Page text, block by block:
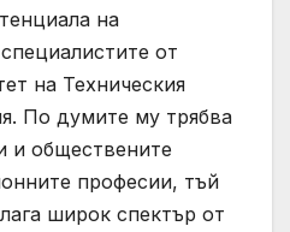
на
от
на Техническия
По думите му трябва
и обществените
професии, тъй
широк спектър от